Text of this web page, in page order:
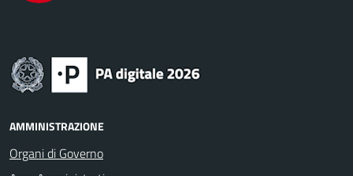
AMMINISTRAZIONE
Organi di Governo